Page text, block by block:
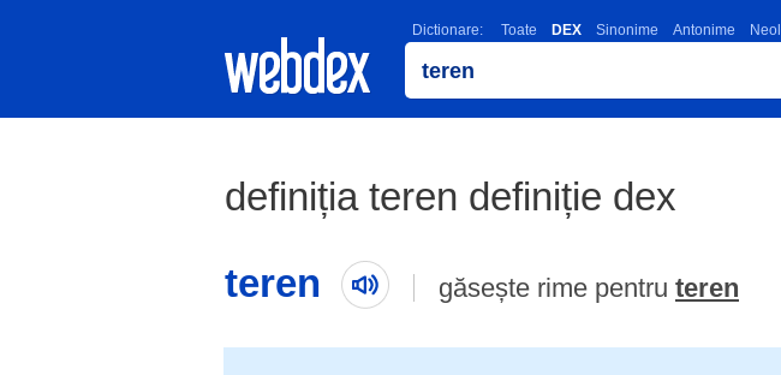
Dictionare: Toate DEX Sinonime Antonime
definiția teren definiție dex
teren
găsește rime pentru teren